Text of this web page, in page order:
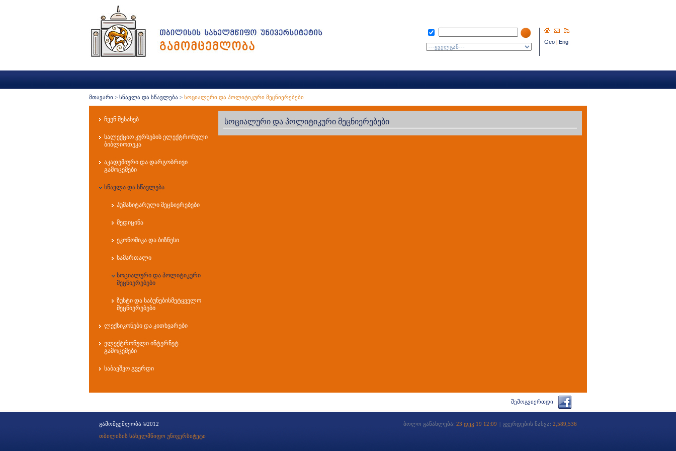
Geo | Eng
მთავარი > სწავლა და სწავლება > სოციალური და პოლიტიკური მეცნიერებები
ჩვენ შესახებ
სალექციო კურსების ელექტრონული
ბიბლიოთეკა
აკადემიური და დარგობრივი
გამოცემები
სწავლა და სწავლება
ჰუმანიტარული მეცნიერებები
მედიცინა
ეკონომიკა და ბიზნესი
სამართალი
სოციალური და პოლიტიკური
მეცნიერებები
ზუსტი და საბუნებისმეტყველო
მეცნიერებები
ლექსიკონები და კითხვარები
ელექტრონული ინტერნეტ
გამოცემები
საბავშვო გვერდი
სოციალური და პოლიტიკური მეცნიერებები
შემოგვიერთდი
გამომცემლობა ©2012
თბილისის სახელმწიფო უნივერსიტეტი
ბოლო განახლება: 23 დეკ 19 12:09 | გვერდების ნახვა: 2,589,536